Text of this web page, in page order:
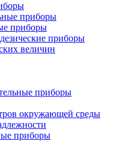
приборы
приборы
приборы
величин
приборы
окружающей среды
приборы